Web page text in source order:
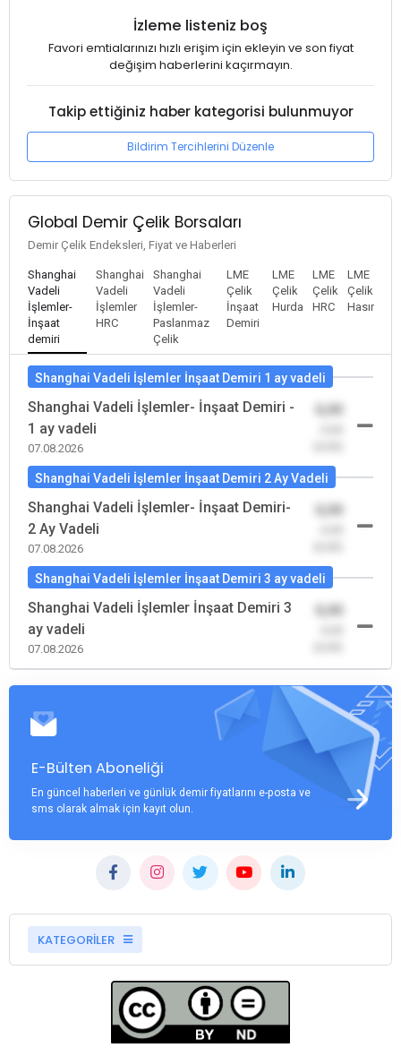
İzleme listeniz boş
Favori emtialarınızı hızlı erişim için ekleyin ve son fiyat
değişim haberlerini kaçırmayın.
Takip ettiğiniz haber kategorisi bulunmuyor
Bildirim Tercihlerini Düzenle
Global Demir Çelik Borsaları
Demir Çelik Endeksleri, Fiyat ve Haberleri
Shanghai
Vadeli
İşlemler-
İnşaat
demiri
Shanghai
Vadeli
İşlemler
HRC
Shanghai
Vadeli
İşlemler-
Paslanmaz
Çelik
LME
Çelik
İnşaat
Demiri
LME
Çelik
Hurda
LME
Çelik
HRC
LME
Çelik
Hasır
Shanghai Vadeli İşlemler İnşaat Demiri 1 ay vadeli
Shanghai Vadeli İşlemler- İnşaat Demiri -
1 ay vadeli
07.08.2026
0,00
Shanghai Vadeli İşlemler İnşaat Demiri 2 Ay Vadeli
Shanghai Vadeli İşlemler- İnşaat Demiri-
2 Ay Vadeli
07.08.2026
0,00
Shanghai Vadeli İşlemler İnşaat Demiri 3 ay vadeli
Shanghai Vadeli İşlemler İnşaat Demiri 3
ay vadeli
07.08.2026
0,00
E-Bülten Aboneliği
En güncel haberleri ve günlük demir fiyatlarını e-posta ve
sms olarak almak için kayıt olun.
KATEGORİLER